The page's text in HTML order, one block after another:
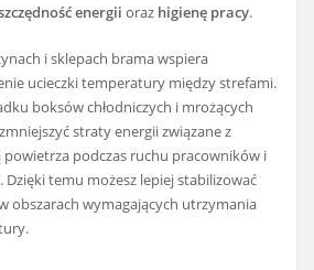
energii oraz higienę pracy.
i sklepach brama wspiera
ucieczki temperatury między strefami.
boksów chłodniczych i mrożących
straty energii związane z
powietrza podczas ruchu pracowników i
temu możesz lepiej stabilizować
obszarach wymagających utrzymania